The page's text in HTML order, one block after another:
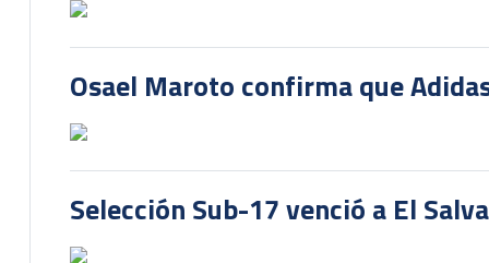
Osael Maroto confirma que
Selección Sub-17 venció a El